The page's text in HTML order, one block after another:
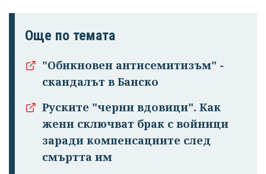
Още по темата
"Обикновен антисемитизъм" -
скандалът в Банско
Руските "черни вдовици". Как
жени сключват брак с войници
заради компенсациите след
смъртта им